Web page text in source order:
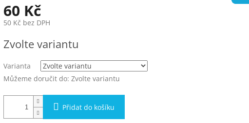
60 Kč
50 Kč bez DPH
cena:
Zvolte variantu
Varianta
Můžeme doručit do: Zvolte variantu
Přidat do košíku